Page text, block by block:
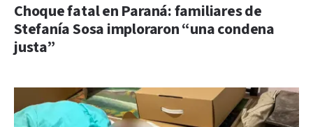
Choque fatal en Paraná: familiares de
Stefanía Sosa imploraron “una condena
justa”